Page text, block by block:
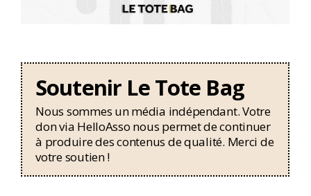
Soutenir Le Tote Bag
Nous sommes un média indépendant. Votre
don via HelloAsso nous permet de continuer
à produire des contenus de qualité. Merci de
votre soutien !